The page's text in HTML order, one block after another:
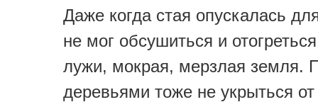
Даже когда стая опускалась
не мог обсушиться и
лужи, мокрая, мерзлая земля.
деревьями тоже не укрыться